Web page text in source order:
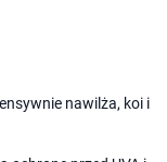
nawilża, koi i